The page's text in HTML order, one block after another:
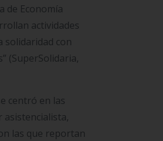
de Economía
actividades
solidaridad con
(SuperSolidaria,
centró en las
asistencialista,
las que reportan